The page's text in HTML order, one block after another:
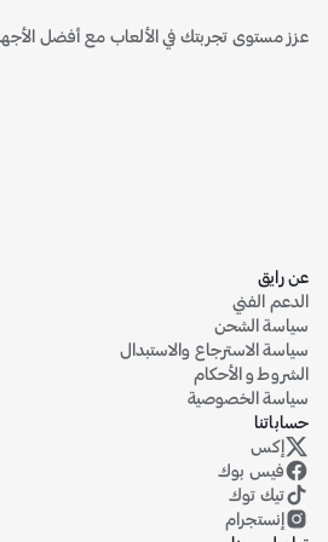
عزز مستوى تجربتك في الألعاب مع أفضل
عن رايق
الدعم الفني
سياسة الشحن
سياسة الاسترجاع والاستبدال
الشروط و الأحكام
سياسة الخصوصية
حساباتنا
حساب رايق على منصة إكس (تويتر سابقاً)
إكس
فيس بوك
تيك توك
إنستجرام